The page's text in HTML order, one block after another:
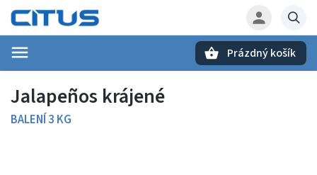
Prázdný košík
Jalapeños krájené
BALENÍ 3 KG